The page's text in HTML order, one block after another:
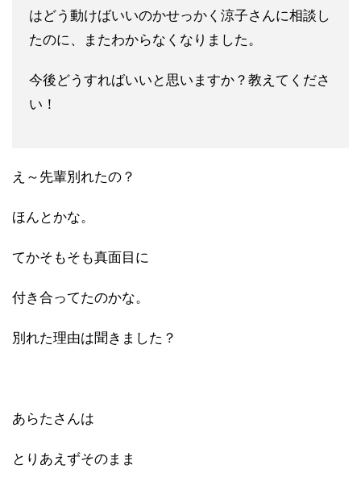
はどう動けばいいのかせっかく涼子さんに相談し
たのに、
またわからなくなりました。
今後どうすればいいと思いますか？教えてくださ
い！
え～先輩別れたの？
ほんとかな。
てかそもそも真面目に
付き合ってたのかな。
別れた理由は聞きました？
あらたさんは
とりあえずそのまま